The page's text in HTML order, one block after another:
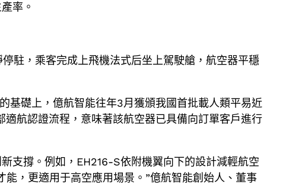
率。
駐，乘客完成上飛機法式后坐上駕駛艙，航空器平穩
基礎上，億航智能往年3月獲頒我國首批載人類平易近
航認證流程，意味著該航空器已具備向訂單客戶進行
支撐。例如，EH216-S依附機翼向下的設計減輕航空
，更適用于高空應用場景。”億航智能創始人、董事